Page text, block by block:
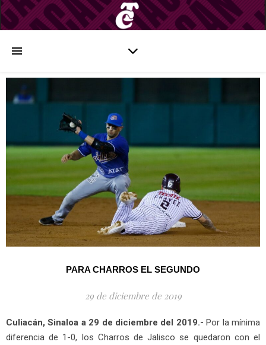
PARA CHARROS EL SEGUNDO
29 de diciembre de 2019
Culiacán, Sinaloa a 29 de diciembre del 2019.- Por la mínima
diferencia de 1-0, los Charros de Jalisco se quedaron con el